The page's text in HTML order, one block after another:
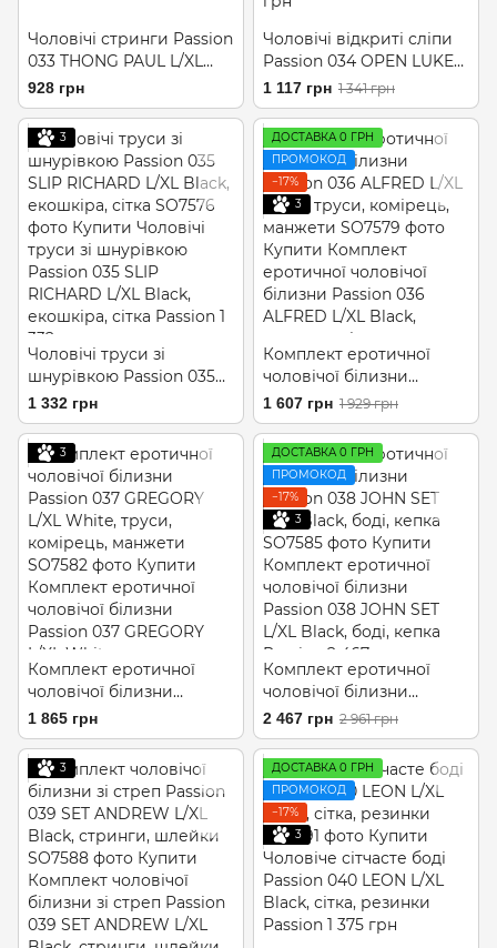
Чоловічі стринги Passion
033 THONG PAUL L/XL
Black, під латекс
928 грн
Чоловічі відкриті сліпи
Passion 034 OPEN LUKE
L/XL Black, екошкіра
1 117 грн 1 341 грн
3
Чоловічі труси зі
шнурівкою Passion 035
SLIP RICHARD L/XL Black,
екошкіра, сітка
1 332 грн
ДОСТАВКА 0 ГРН
ПРОМОКОД
−17%
3
Комплект еротичної
чоловічої білизни
Passion 036 ALFRED L/XL
Black, труси, комірець,
манжети
1 607 грн 1 929 грн
3
Комплект еротичної
чоловічої білизни
Passion 037 GREGORY
L/XL White, труси,
комірець, манжети
1 865 грн
ДОСТАВКА 0 ГРН
ПРОМОКОД
−17%
3
Комплект еротичної
чоловічої білизни
Passion 038 JOHN SET
L/XL Black, боді, кепка
2 467 грн 2 961 грн
3
ДОСТАВКА 0 ГРН
ПРОМОКОД
−17%
3